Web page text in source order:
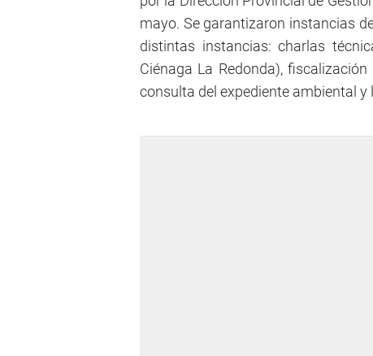
mayo. Se garantizaron instancias
distintas instancias: charlas
Ciénaga La Redonda),
consulta del expediente ambiental y